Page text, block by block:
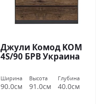
Джули Комод KOM
4S/90 БРВ Украина
Ширина
90.0см
Высота
91.0см
Глубина
40.0см